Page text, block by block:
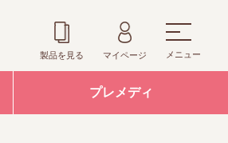
製品を見る マイページ メニュー
プレメディ